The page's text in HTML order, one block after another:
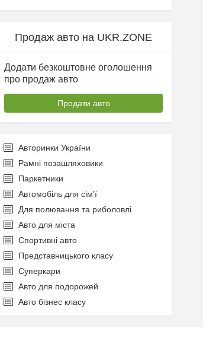
Продаж авто на UKR.ZONE
Додати безкоштовне оголошення
про продаж авто
Продати авто
Авторинки України
Рамні позашляховики
Паркетники
Автомобіль для сім'ї
Для полювання та риболовлі
Авто для міста
Спортивні авто
Представницького класу
Суперкари
Авто для подорожей
Авто бізнес класу